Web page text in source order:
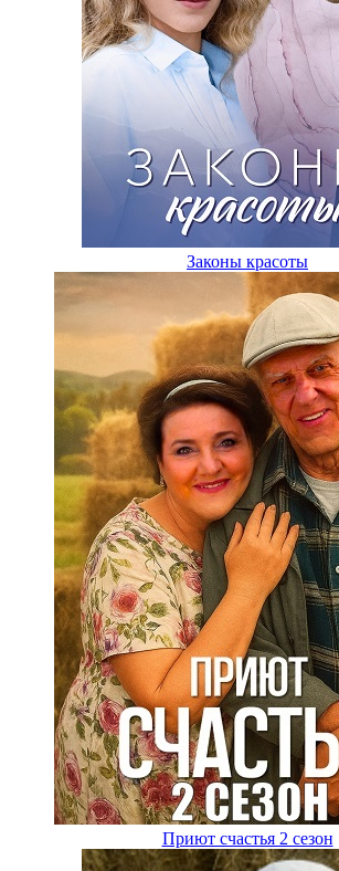
Законы красоты
Приют счастья 2 сезон